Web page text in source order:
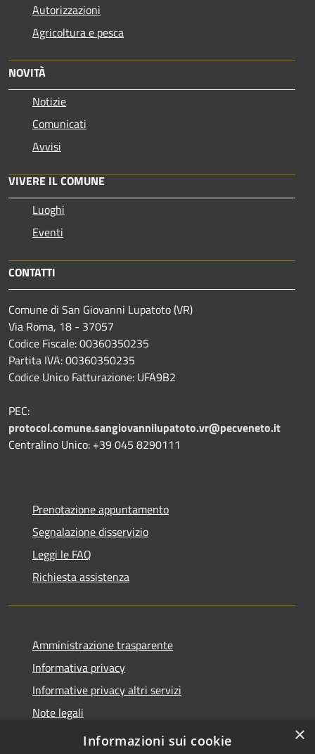
Autorizzazioni
Agricoltura e pesca
NOVITÀ
Notizie
Comunicati
Avvisi
VIVERE IL COMUNE
Luoghi
Eventi
CONTATTI
Comune di San Giovanni Lupatoto (VR)
Via Roma, 18 - 37057
Codice Fiscale: 00360350235
Partita IVA: 00360350235
Codice Unico Fatturazione: UFA9B2
PEC:
protocol.comune.sangiovannilupatoto.vr@pecveneto.it
Centralino Unico: +39 045 8290111
Prenotazione appuntamento
Segnalazione disservizio
Leggi le FAQ
Richiesta assistenza
Amministrazione trasparente
Informativa privacy
Informative privacy altri servizi
Note legali
Dichiarazione di accessibilità
×
Informazioni sui cookie